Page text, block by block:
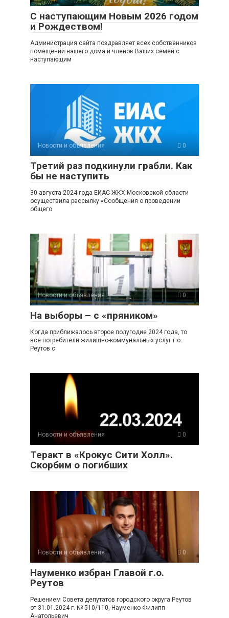
С наступающим Новым 2026 годом
и Рождеством!
Администрация сайта поздравляет всех собственников
помещений нашего дома и членов Ваших семей с
наступающим
Новости и объявления 0
Третий раз подкинули грабли. Как
бы не наступить
30 августа 2024 года ЕИАС ЖКХ Московской области
осуществила рассылку «Сообщения о проведении
общего
Новости и объявления 0
На выборы – с «пряником»
Когда приближалось второе полугодие 2024 года, то
все потребители жилищно-коммунальных услуг г.о.
Реутов с
Новости и объявления 0
Теракт в «Крокус Сити Холл».
Скорбим о погибших
Новости и объявления 0
Науменко избран Главой г.о.
Реутов
Решением Совета депутатов городского округа Реутов
от 31.01.2024 г. № 510/110, Науменко Филипп
Анатольевич